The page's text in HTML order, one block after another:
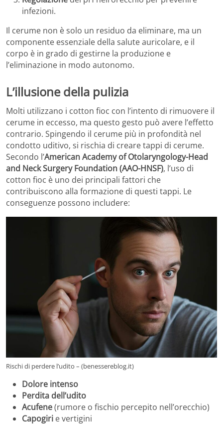
infezioni.
Il cerume non è solo un residuo da eliminare, ma un
componente essenziale della salute auricolare, e il
corpo è in grado di gestirne la produzione e
l’eliminazione in modo autonomo.
L’illusione della pulizia
Molti utilizzano i cotton fioc con l’intento di rimuovere il
cerume in eccesso, ma questo gesto può avere l’effetto
contrario. Spingendo il cerume più in profondità nel
condotto uditivo, si rischia di creare tappi di cerume.
Secondo l’American Academy of Otolaryngology-Head
and Neck Surgery Foundation (AAO-HNSF), l’uso di
cotton fioc è uno dei principali fattori che
contribuiscono alla formazione di questi tappi. Le
conseguenze possono includere:
Rischi di perdere l’udito – (benessereblog.it)
Dolore intenso
Perdita dell’udito
Acufene(rumore o fischio percepito nell’orecchio)
Capogiri e vertigini